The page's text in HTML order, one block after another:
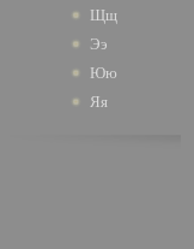
Щщ
Ээ
Юю
Яя